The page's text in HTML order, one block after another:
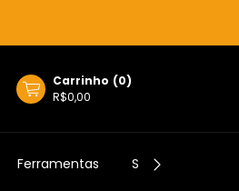
Carrinho (0)
R$0,00
Ferramentas Semijoias